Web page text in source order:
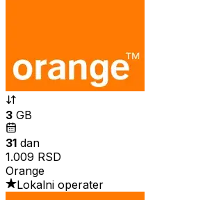
3 GB
31 dan
1.009 RSD
Orange
Lokalni operater